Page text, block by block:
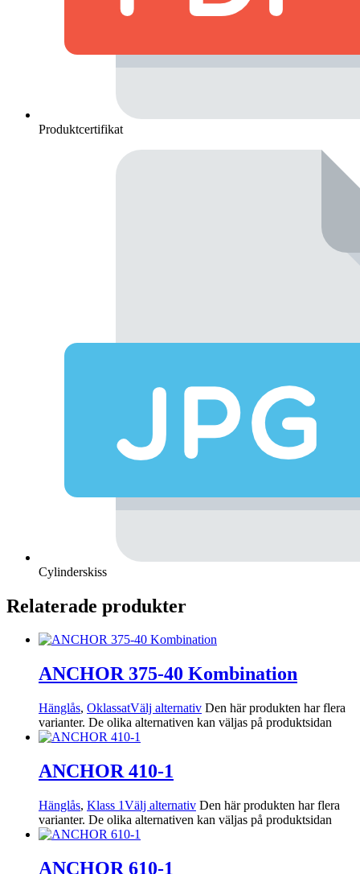
Produktcertifikat
Cylinderskiss
Relaterade produkter
ANCHOR 375-40 Kombination
Hänglås, OklassatVälj alternativ Den här produkten har flera
varianter. De olika alternativen kan väljas på produktsidan
ANCHOR 410-1
Hänglås, Klass 1Välj alternativ Den här produkten har flera
varianter. De olika alternativen kan väljas på produktsidan
ANCHOR 610-1